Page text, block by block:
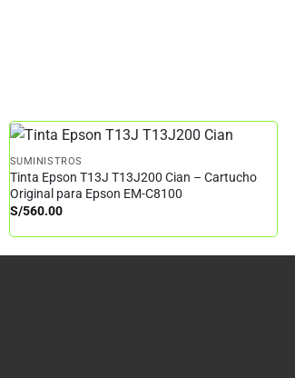
SUMINISTROS
Tinta Epson T13J T13J200 Cian – Cartucho
Original para Epson EM-C8100
S/560.00